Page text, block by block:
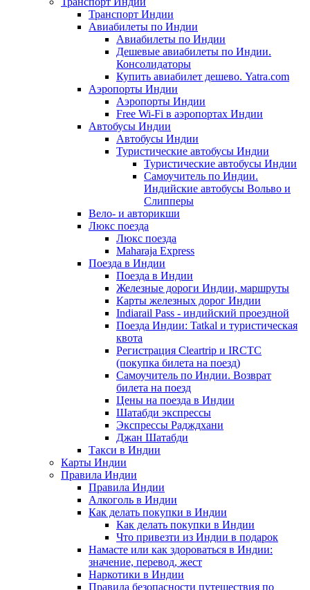
Транспорт Индии
Авиабилеты по Индии
Авиабилеты по Индии
Дешевые авиабилеты по Индии.
Консолидаторы
Купить авиабилет дешево. Yatra.com
Аэропорты Индии
Аэропорты Индии
Free Wi-Fi в аэропортах Индии
Автобусы Индии
Автобусы Индии
Туристические автобусы Индии
Туристические автобусы Индии
Самоучитель по Индии.
Индийские автобусы Вольво и
Слипперы
Вело- и авторикши
Люкс поезда
Люкс поезда
Maharaja Express
Поезда в Индии
Поезда в Индии
Железные дороги Индии, маршруты
Карты железных дорог Индии
Indiarail Pass - индийский проездной
Поезда Индии: Tatkal и туристическая
квота
Регистрация Сleartrip и IRCTC
(покупка билета на поезд)
Самоучитель по Индии. Возврат
билета на поезд
Цены на поезда в Индии
Шатабди экспрессы
Экспрессы Радждхани
Джан Шатабди
Такси в Индии
Карты Индии
Правила Индии
Правила Индии
Алкоголь в Индии
Как делать покупки в Индии
Как делать покупки в Индии
Что привезти из Индии в подарок
Намасте или как здороваться в Индии:
значение, перевод, жест
Наркотики в Индии
Правила безопасности путешествия по